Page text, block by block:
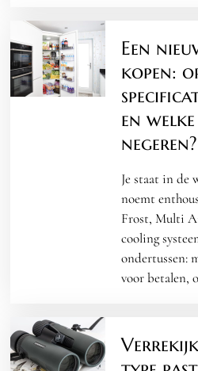
Een
kopen:
en
negeren?
Je staat in de
noemt
Frost, Multi
cooling
ondertussen:
voor betalen,